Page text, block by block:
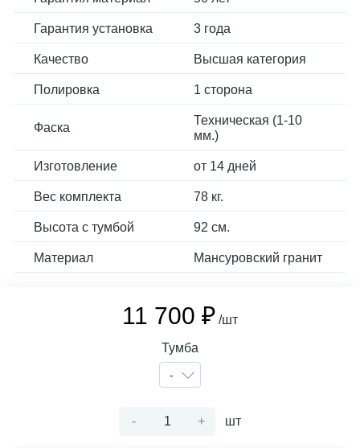
Гарантия установка 3 года
Качество Высшая категория
Полировка 1 сторона
Фаска
Техническая (1-10
мм.)
Изготовление от 14 дней
Вес комплекта 78 кг.
Высота с тумбой 92 см.
Материал Мансуровский гранит
11 700 ₽ /шт
Тумба
-
- + шт